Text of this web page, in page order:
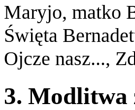
Maryjo, matko
Święta
Ojcze nasz...,
3. Modlitwa